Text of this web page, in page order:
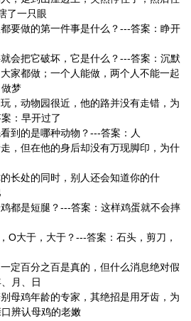
了一只眼
要做的第一件事是什么？---答案：睁开
会把它破坏，它是什么？---答案：沉默
家都做；一个人能做，两个人不能一起
梦
，动物园很近，他的路并没有走错，为
：早开过了
到的是哪种动物？---答案：人
，但在他的身后却没有万现脚印，为什
长处的同时，别人还会知道你的什
都是短腿？---答案：这样鸡蛋就不会摔
O大于，大于？---答案：石头，剪刀，
定百分之百是真的，但什么消息绝对假
月、日
母鸡年龄的专家，其绝招是用牙齿，为
辨认母鸡的老嫩